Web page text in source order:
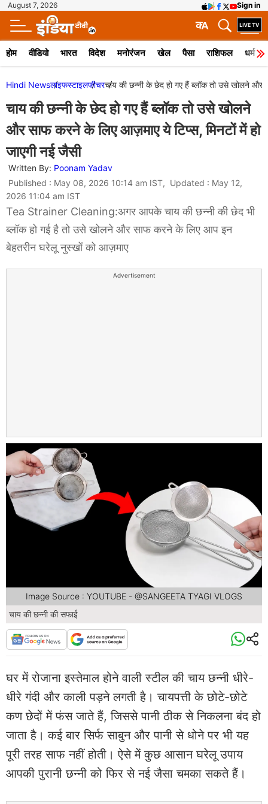
August 7, 2026 Sign in
A
क
होम वीडियो भारत विदेश मनोरंजन खेल पैसा राशिफल धर्म
Hindi Newsलाइफस्टाइलफीचरचाय की छन्नी के छेद हो गए हैं ब्लॉक तो उसे खोलने और
चाय की छन्नी के छेद हो गए हैं ब्लॉक तो उसे खोलने
और साफ करने के लिए आज़माए ये टिप्स, मिनटों में हो
जाएगी नई जैसी
Written By: Poonam Yadav
Published : May 08, 2026 10:14 am IST, Updated : May 12,
2026 11:04 am IST
Tea Strainer Cleaning:अगर आपके चाय की छन्नी की छेद भी
ब्लॉक हो गई है तो उसे खोलने और साफ करने के लिए आप इन
बेहतरीन घरेलू नुस्खों को आज़माए
Advertisement
चाय की छन्नी की सफाई
Image Source : YOUTUBE - @SANGEETA TYAGI VLOGS
घर में रोजाना इस्तेमाल होने वाली स्टील की चाय छन्नी धीरे-
धीरे गंदी और काली पड़ने लगती है। चायपत्ती के छोटे-छोटे
कण छेदों में फंस जाते हैं, जिससे पानी ठीक से निकलना बंद हो
जाता है। कई बार सिर्फ साबुन और पानी से धोने पर भी यह
पूरी तरह साफ नहीं होती। ऐसे में कुछ आसान घरेलू उपाय
आपकी पुरानी छन्नी को फिर से नई जैसा चमका सकते हैं।